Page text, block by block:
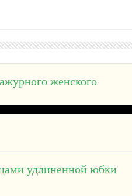
женского
удлиненной юбки